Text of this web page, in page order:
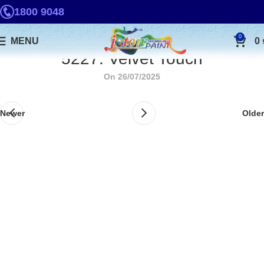
1800 9048
MENU 0 0
5227. Velvet Touch
On 26/07/2025
Newer Older